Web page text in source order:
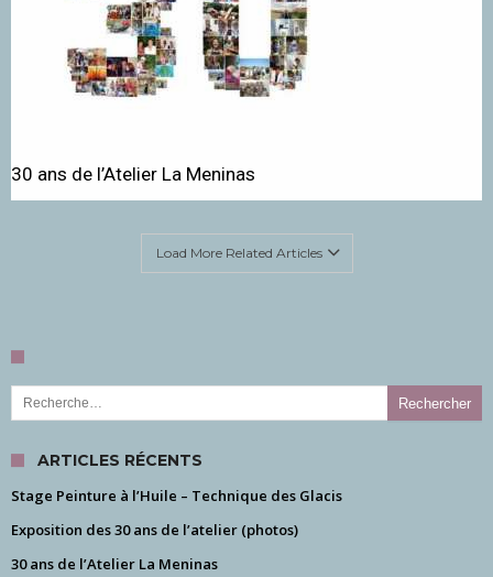
30 ans de l’Atelier La Meninas
Load More Related Articles
Rechercher :
ARTICLES RÉCENTS
Stage Peinture à l’Huile – Technique des Glacis
Exposition des 30 ans de l’atelier (photos)
30 ans de l’Atelier La Meninas